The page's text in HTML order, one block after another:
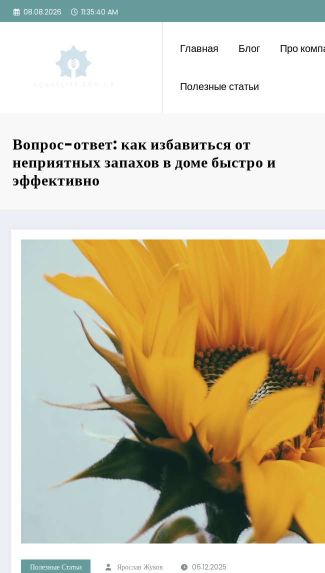
Перейти
08.08.2026 11:35:42 AM
Главная Блог Про
Полезные статьи
Вопрос-ответ: как избавиться от
неприятных запахов в доме быстро и
эффективно
Полезные Статьи Ярослав Жуков 06.12.2025